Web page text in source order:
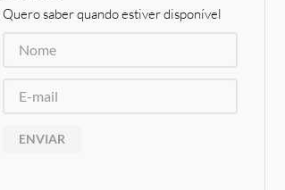
Quero saber quando estiver disponível
ENVIAR